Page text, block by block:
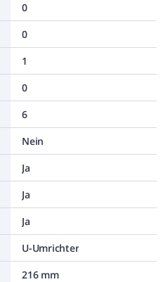
0
0
1
0
6
Nein
Ja
Ja
Ja
U-Umrichter
216 mm